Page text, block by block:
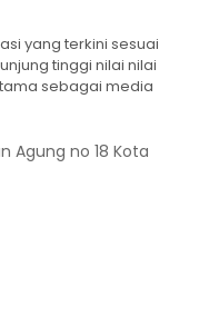
yang terkini sesuai
tinggi nilai nilai
sebagai media
Agung no 18 Kota